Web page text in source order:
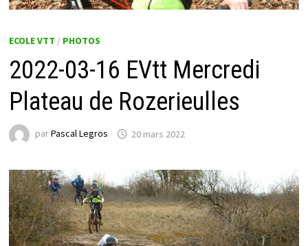
ECOLE VTT / PHOTOS
2022-03-16 EVtt Mercredi
Plateau de Rozerieulles
parPascal Legros 20 mars 2022